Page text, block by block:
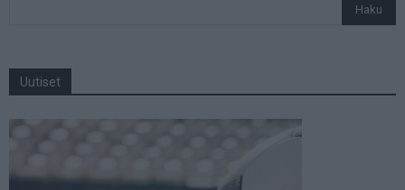
Uutiset